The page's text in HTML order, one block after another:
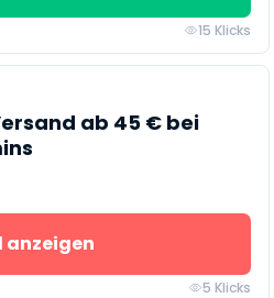
15 Klicks
ab 45 € bei
anzeigen
5 Klicks